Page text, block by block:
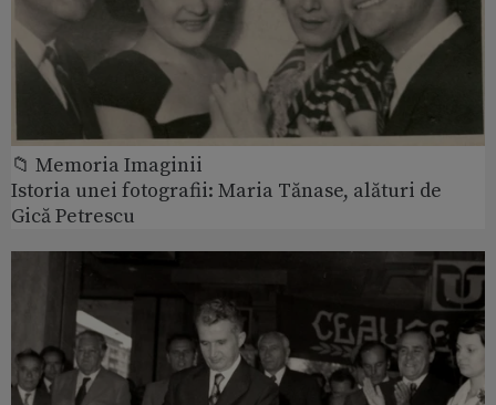
📁 Memoria Imaginii
Istoria unei fotografii: Maria Tănase, alături de
Gică Petrescu